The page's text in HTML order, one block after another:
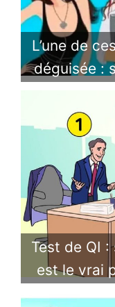
L’une de
déguisée :
Test de QI
est le vrai